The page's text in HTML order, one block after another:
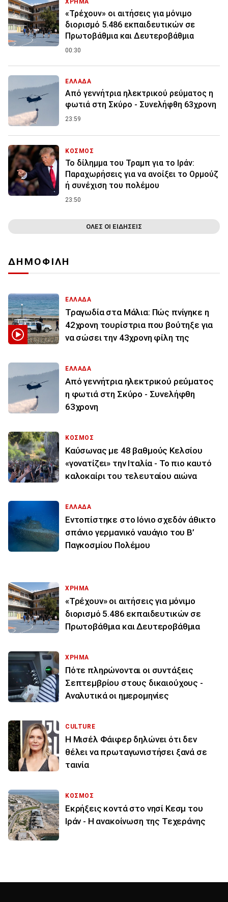
«Τρέχουν» οι αιτήσεις για μόνιμο
διορισμό 5.486 εκπαιδευτικών σε
Πρωτοβάθμια και Δευτεροβάθμια
00:30
ΕΛΛΑΔΑ
Από γεννήτρια ηλεκτρικού ρεύματος η
φωτιά στη Σκύρο - Συνελήφθη 63χρονη
23:59
ΚΟΣΜΟΣ
Το δίλημμα του Τραμπ για το Ιράν:
Παραχωρήσεις για να ανοίξει το Ορμούζ
ή συνέχιση του πολέμου
23:50
ΟΛΕΣ ΟΙ ΕΙΔΗΣΕΙΣ
ΔΗΜΟΦΙΛΗ
ΕΛΛΑΔΑ
Τραγωδία στα Μάλια: Πώς πνίγηκε η
42χρονη τουρίστρια που βούτηξε για
να σώσει την 43χρονη φίλη της
ΕΛΛΑΔΑ
Από γεννήτρια ηλεκτρικού ρεύματος
η φωτιά στη Σκύρο - Συνελήφθη
63χρονη
ΚΟΣΜΟΣ
Καύσωνας με 48 βαθμούς Κελσίου
«γονατίζει» την Ιταλία - Το πιο καυτό
καλοκαίρι του τελευταίου αιώνα
ΕΛΛΑΔΑ
Εντοπίστηκε στο Ιόνιο σχεδόν άθικτο
σπάνιο γερμανικό ναυάγιο του Β’
Παγκοσμίου Πολέμου
ΧΡΗΜΑ
«Τρέχουν» οι αιτήσεις για μόνιμο
διορισμό 5.486 εκπαιδευτικών σε
Πρωτοβάθμια και Δευτεροβάθμια
ΧΡΗΜΑ
Πότε πληρώνονται οι συντάξεις
Σεπτεμβρίου στους δικαιούχους -
Αναλυτικά οι ημερομηνίες
CULTURE
Η Μισέλ Φάιφερ δηλώνει ότι δεν
θέλει να πρωταγωνιστήσει ξανά σε
ταινία
ΚΟΣΜΟΣ
Εκρήξεις κοντά στο νησί Κεσμ του
Ιράν - Η ανακοίνωση της Τεχεράνης